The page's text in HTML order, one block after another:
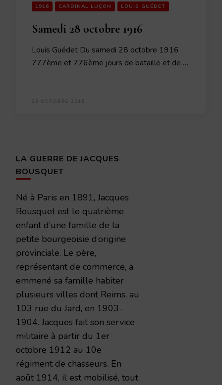
1916 CARDINAL LUÇON LOUIS GUÉDET
Samedi 28 octobre 1916
Louis Guédet Du samedi 28 octobre 1916
777ème et 776ème jours de bataille et de …
LA GUERRE DE JACQUES
BOUSQUET
Né à Paris en 1891, Jacques
Bousquet est le quatrième
enfant d’une famille de la
petite bourgeoisie d’origine
provinciale. Le père,
représentant de commerce, a
emmené sa famille habiter
plusieurs villes dont Reims, au
103 rue du Jard, en 1903-
1904. Jacques fait son service
militaire à partir du 1er
octobre 1912 au 10e
régiment de chasseurs. En
août 1914, il est mobilisé, tout